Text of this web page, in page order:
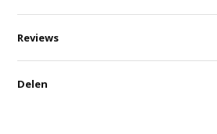
Reviews
Delen